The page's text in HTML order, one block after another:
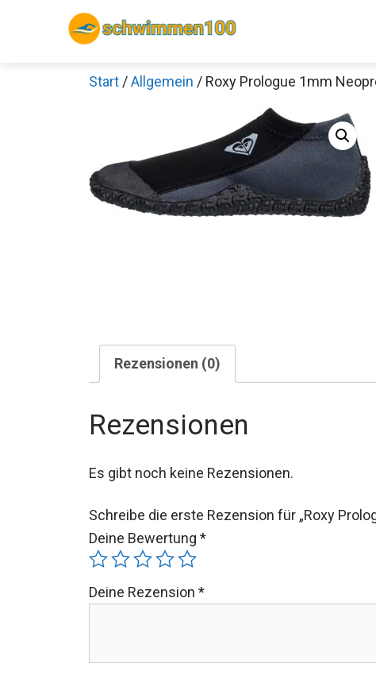
Start /Allgemein / Roxy Prologue 1mm
Rezensionen (0)
Rezensionen
Es gibt noch keine Rezensionen.
Schreibe die erste Rezension für „Roxy
Deine Bewertung *
Deine Rezension *